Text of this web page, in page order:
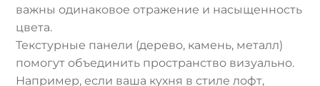
важны одинаковое отражение и насыщенность
цвета.
Текстурные панели (дерево, камень, металл)
помогут объединить пространство визуально.
Например, если ваша кухня в стиле лофт,